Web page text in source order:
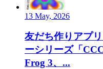
13 May, 2026
友だち作りアプ
ーシリーズ「
Frog 3、...